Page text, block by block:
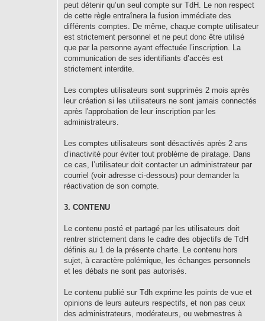
peut détenir qu’un seul compte sur TdH. Le non respect
de cette règle entraînera la fusion immédiate des
différents comptes. De même, chaque compte utilisateur
est strictement personnel et ne peut donc être utilisé
que par la personne ayant effectuée l’inscription. La
communication de ses identifiants d’accès est
strictement interdite.
Les comptes utilisateurs sont supprimés 2 mois après
leur création si les utilisateurs ne sont jamais connectés
après l'approbation de leur inscription par les
administrateurs.
Les comptes utilisateurs sont désactivés après 2 ans
d’inactivité pour éviter tout problème de piratage. Dans
ce cas, l’utilisateur doit contacter un administrateur par
courriel (voir adresse ci-dessous) pour demander la
réactivation de son compte.
3. CONTENU
Le contenu posté et partagé par les utilisateurs doit
rentrer strictement dans le cadre des objectifs de TdH
définis au 1 de la présente charte. Le contenu hors
sujet, à caractère polémique, les échanges personnels
et les débats ne sont pas autorisés.
Le contenu publié sur Tdh exprime les points de vue et
opinions de leurs auteurs respectifs, et non pas ceux
des administrateurs, modérateurs, ou webmestres à